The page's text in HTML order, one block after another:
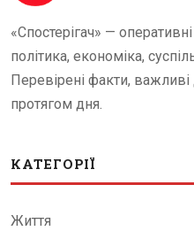
«Спостерігач» —
політика, економіка,
Перевірені факти,
протягом дня.
КАТЕГОРІЇ
Життя